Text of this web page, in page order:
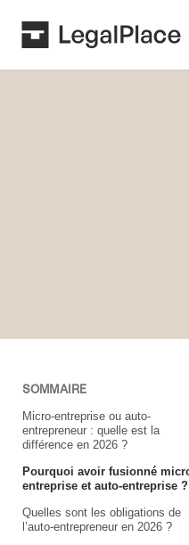
SOMMAIRE
Micro-entreprise ou auto-
entrepreneur : quelle est la
différence en 2026 ?
Pourquoi avoir fusionné
entreprise et auto-entreprise ?
Quelles sont les obligations de
l’auto-entrepreneur en 2026 ?